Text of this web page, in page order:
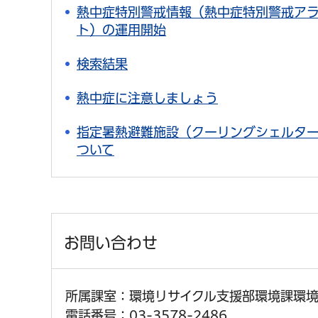
熱中症特別警戒情報（熱中症特別警戒ア
ト）の運用開始
検索結果
熱中症に注意しましょう
指定暑熱避難施設（クーリングシェルタ
ついて
お問い合わせ
所属課室：環境リサイクル支援部環境課環
電話番号：03-3578-2486